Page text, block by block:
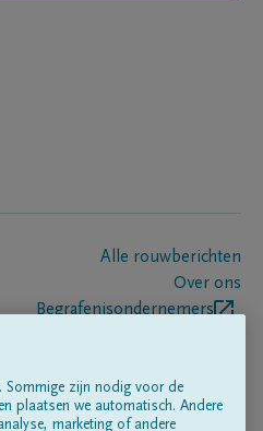
Alle rouwberichten
Over ons
Begrafenisondernemers
Sommige zijn nodig voor de
plaatsen we automatisch. Andere
marketing of andere